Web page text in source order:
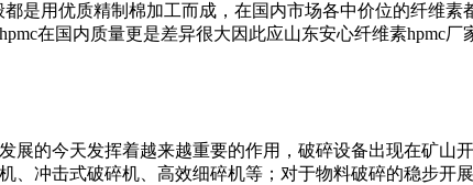
是用优质精制棉加工而成，在国内市场各中价位的纤维
在国内质量更是差异很大因此应山东安心纤维素hpmc
展的今天发挥着越来越重要的作用，破碎设备出现在矿山
、冲击式破碎机、高效细碎机等；对于物料破碎的稳步开